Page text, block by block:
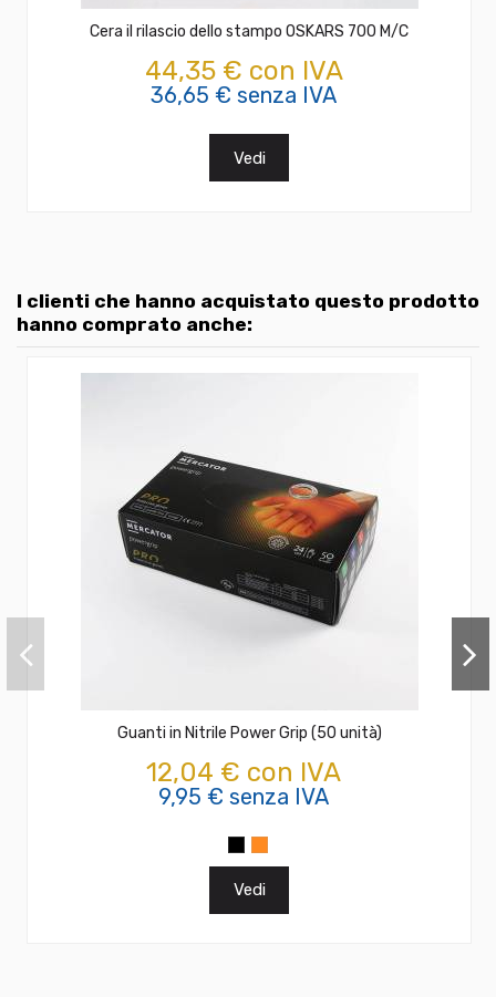
Cera il rilascio dello stampo OSKARS 700 M/C
44,35 € con IVA
36,65 € senza IVA
Vedi
I clienti che hanno acquistato questo prodotto
hanno comprato anche:
Guanti in Nitrile Power Grip (50 unità)
12,04 € con IVA
9,95 € senza IVA
Vedi